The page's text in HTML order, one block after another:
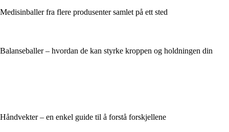
Medisinballer fra flere produsenter samlet på ett sted
Balanseballer – hvordan de kan styrke kroppen og holdningen din
Håndvekter – en enkel guide til å forstå forskjellene